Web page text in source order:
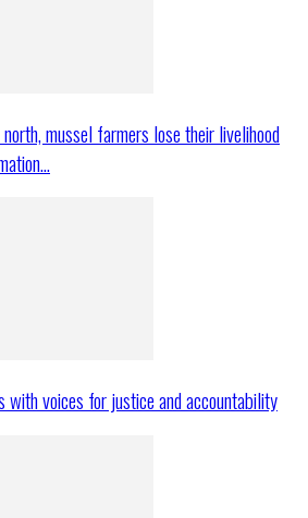
mussel farmers lose their livelihood
with voices for justice and accountability